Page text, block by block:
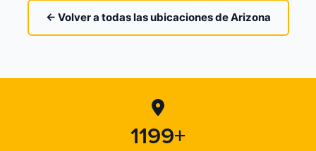
← Volver a todas las ubicaciones de Arizona
1199+